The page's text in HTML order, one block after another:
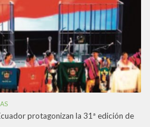
protagonizan la 31ª edición de